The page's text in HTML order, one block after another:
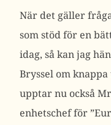
När det gäller
som stöd för en
idag, så kan jag
Bryssel om
upptar nu också
enhetschef för